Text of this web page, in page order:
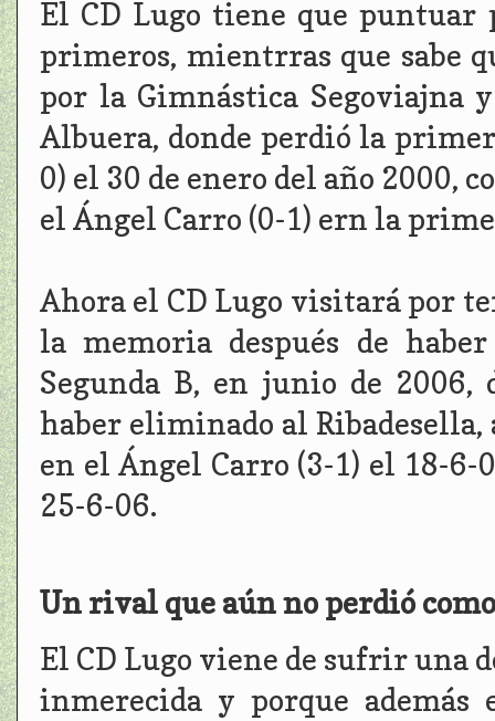
El CD Lugo tiene que
primeros, mientrras que sabe
por la Gimnástica Segoviajna
Albuera, donde perdió la
0) el 30 de enero del año 2000,
el Ángel Carro (0-1) ern la
Ahora el CD Lugo visitará por
la memoria después de
Segunda B, en junio de 2006,
haber eliminado al Ribadesella,
en el Ángel Carro (3-1) el 18-
25-6-06.
Un rival que aún no perdió
El CD Lugo viene de sufrir una
inmerecida y porque